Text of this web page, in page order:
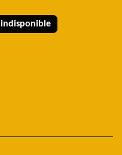
indisponible